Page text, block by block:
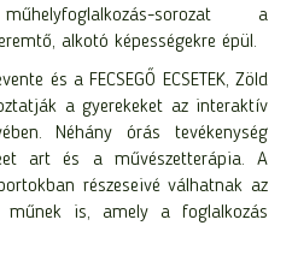
sorozat a
alkotó képességekre épül.
és a FECSEGŐ ECSETEK, Zöld
a gyerekeket az interaktív
Néhány órás tevékenység
art és a művészetterápia. A
részeseivé válhatnak az
műnek is, amely a foglalkozás